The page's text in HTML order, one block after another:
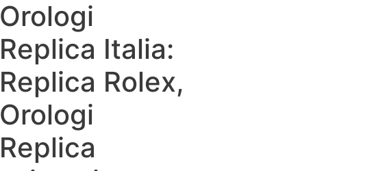
Orologi
Replica Italia:
Replica Rolex,
Orologi
Replica